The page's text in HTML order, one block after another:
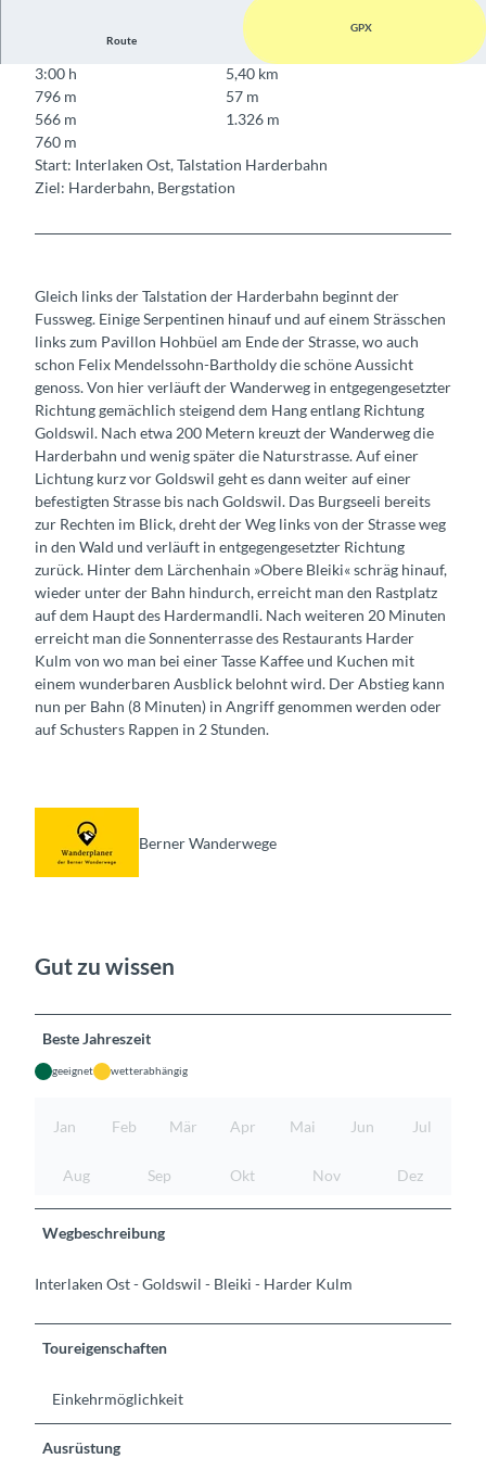
Route
GPX
3:00 h
5,40 km
796 m
57 m
566 m
1.326 m
760 m
Start: Interlaken Ost, Talstation Harderbahn
Ziel: Harderbahn, Bergstation
Gleich links der Talstation der Harderbahn beginnt der
Fussweg. Einige Serpentinen hinauf und auf einem Strässchen
links zum Pavillon Hohbüel am Ende der Strasse, wo auch
schon Felix Mendelssohn-Bartholdy die schöne Aussicht
genoss. Von hier verläuft der Wanderweg in entgegengesetzter
Richtung gemächlich steigend dem Hang entlang Richtung
Goldswil. Nach etwa 200 Metern kreuzt der Wanderweg die
Harderbahn und wenig später die Naturstrasse. Auf einer
Lichtung kurz vor Goldswil geht es dann weiter auf einer
befestigten Strasse bis nach Goldswil. Das Burgseeli bereits
zur Rechten im Blick, dreht der Weg links von der Strasse weg
in den Wald und verläuft in entgegengesetzter Richtung
zurück. Hinter dem Lärchenhain »Obere Bleiki« schräg hinauf,
wieder unter der Bahn hindurch, erreicht man den Rastplatz
auf dem Haupt des Hardermandli. Nach weiteren 20 Minuten
erreicht man die Sonnenterrasse des Restaurants Harder
Kulm von wo man bei einer Tasse Kaffee und Kuchen mit
einem wunderbaren Ausblick belohnt wird. Der Abstieg kann
nun per Bahn (8 Minuten) in Angriff genommen werden oder
auf Schusters Rappen in 2 Stunden.
Berner Wanderwege
Gut zu wissen
Beste Jahreszeit
geeignet wetterabhängig
Jan Feb Mär Apr Mai Jun Jul
Aug Sep Okt Nov Dez
Wegbeschreibung
Interlaken Ost - Goldswil - Bleiki - Harder Kulm
Toureigenschaften
Einkehrmöglichkeit
Ausrüstung